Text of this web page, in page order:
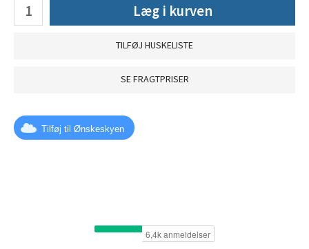
Læg i kurven
TILFØJ HUSKELISTE
SE FRAGTPRISER
Tilføj til Ønskeskyen